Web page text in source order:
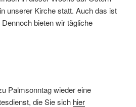
unserer Kirche statt. Auch das ist
bieten wir tägliche
Palmsonntag wieder eine
die Sie sich hier